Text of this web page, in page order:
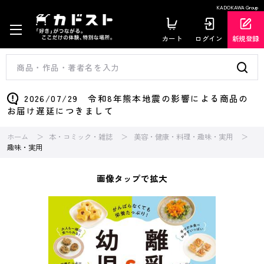
KADOKAWA Group
カート ログイン 新規登録
2026/07/29 令和8年熊本地震の影響による商品の
お届け遅延につきまして
ホーム 本・コミック・雑誌
美容・健康・料理・趣味・実用
趣味・実用
画像タップで拡大